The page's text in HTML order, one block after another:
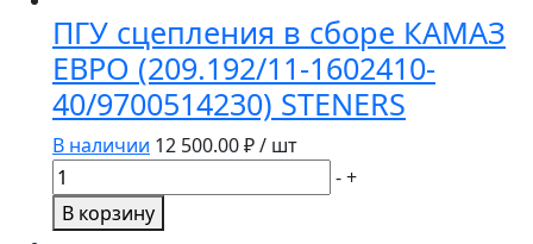
ПГУ сцепления в сборе КАМАЗ
ЕВРО (209.192/11-1602410-
40/9700514230) STENERS
В наличии 12 500.00₽ / шт
Количество
товара
ПГУ
-+
В корзину